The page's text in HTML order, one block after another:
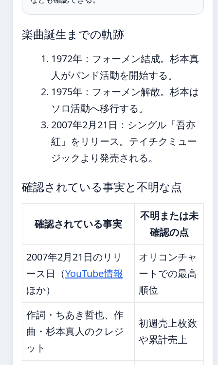
楽曲誕生までの軌跡
1972年 ：フォーメン結成。杉本真
人がバンド活動を開始する。
1975年 ：フォーメン解散。杉本は
ソロ活動へ移行する。
2007年2月21日 ：シングル「吾亦
紅」をリリース。テイチクミュー
ジックより発売される。
確認されている事実と不明な点
確認されている事実
不明または未
確認の点
2007年2月21日のリリ
ース日（YouTube情報
ほか）
オリコンチャ
ートでの最高
順位
作詞・ちあき哲也、作
曲・杉本真人のクレジ
ット
初週売上枚数
や累計売上